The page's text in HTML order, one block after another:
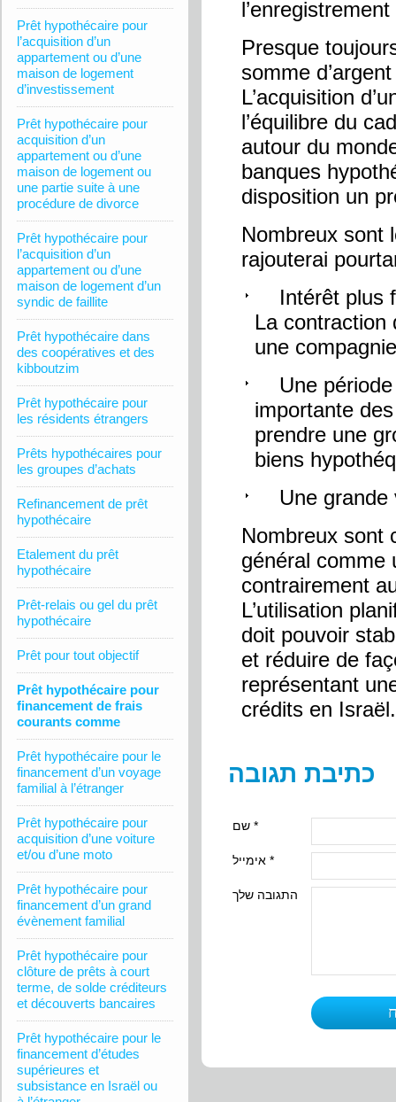
Prêt hypothécaire pour
l’acquisition d’un
appartement ou d’une
maison de logement
d’investissement
Prêt hypothécaire pour
acquisition d’un
appartement ou d’une
maison de logement ou
une partie suite à une
procédure de divorce
Prêt hypothécaire pour
l’acquisition d’un
appartement ou d’une
maison de logement d’un
syndic de faillite
Prêt hypothécaire dans
des coopératives et des
kibboutzim
Prêt hypothécaire pour
les résidents étrangers
Prêts hypothécaires pour
les groupes d’achats
Refinancement de prêt
hypothécaire
Etalement du prêt
hypothécaire
Prêt-relais ou gel du prêt
hypothécaire
Prêt pour tout objectif
Prêt hypothécaire pour
financement de frais
courants comme
Prêt hypothécaire pour le
financement d’un voyage
familial à l’étranger
Prêt hypothécaire pour
acquisition d’une voiture
et/ou d’une moto
Prêt hypothécaire pour
financement d’un grand
évènement familial
Prêt hypothécaire pour
clôture de prêts à court
terme, de solde créditeurs
et découverts bancaires
Prêt hypothécaire pour le
financement d’études
supérieures et
subsistance en Israël ou
Presque
somme
L’acquisition
l’équilibre du
autour du
banques
disposition un
Nombreux sont
rajouterai
Intérêt plus
La contraction
une
Une période
importante
prendre une
biens
Une grande
Nombreux sont
général comme
contrairement
L’utilisation
doit pouvoir
et réduire de
représentant
crédits en Israël.
כתיבת תגובה
שם *
אימייל *
התגובה שלך